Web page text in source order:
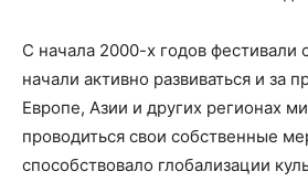
С начала 2000-х годов фестивали
начали активно развиваться и за
Европе, Азии и других регионах
проводиться свои собственные
способствовало глобализации